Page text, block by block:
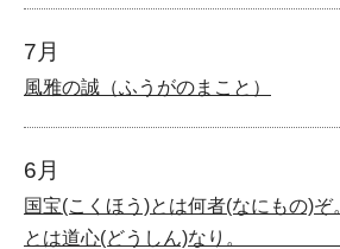
7月
風雅の誠（ふうがのまこと）
6月
国宝(こくほう)とは何者(なにもの)ぞ
とは道心(どうしん)